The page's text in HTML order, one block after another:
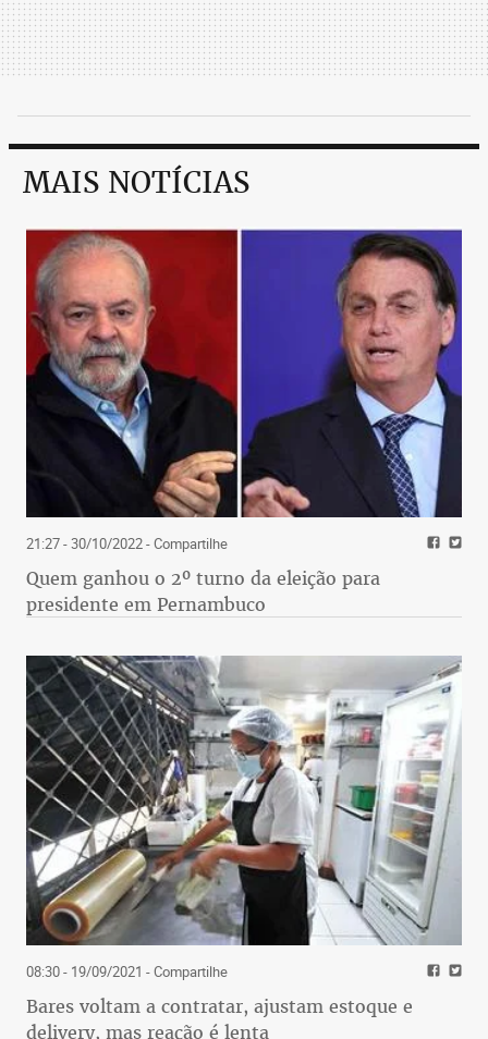
MAIS NOTÍCIAS
21:27 - 30/10/2022- Compartilhe
Quem ganhou o 2º turno da eleição para
presidente em Pernambuco
08:30 - 19/09/2021 - Compartilhe
Bares voltam a contratar, ajustam estoque e
delivery, mas reação é lenta